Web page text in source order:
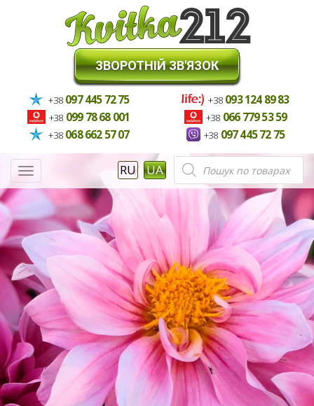
ЗВОРОТНІЙ ЗВ'ЯЗОК
+38 097 445 72 75 +38 093 124 89 83
+38 099 78 68 001 +38 066 779 53 59
+38 068 662 57 07 +38 097 445 72 75
Меню RU UA Пошук
товарів